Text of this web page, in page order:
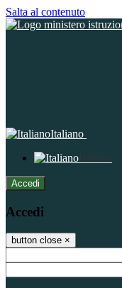
Salta al contenuto
Italiano
Italiano
Accedi
Accedi
button close ×